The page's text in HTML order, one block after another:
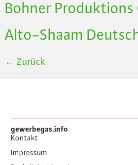
Bohner Produktions
Alto-Shaam
← Zurück
gewerbegas.info
Kontakt
Impressum